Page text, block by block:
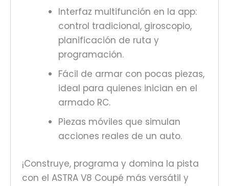
Interfaz multifunción en la app:
control tradicional, giroscopio,
planificación de ruta y
programación.
Fácil de armar con pocas piezas,
ideal para quienes inician en el
armado RC.
Piezas móviles que simulan
acciones reales de un auto.
¡Construye, programa y domina la pista
con el ASTRA V8 Coupé más versátil y